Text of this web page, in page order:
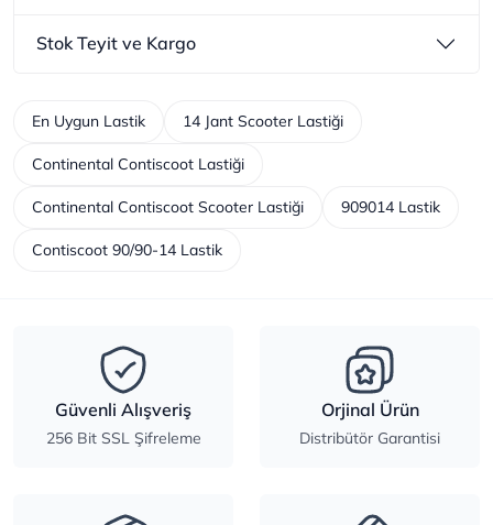
Stok Teyit ve Kargo
En Uygun Lastik 14 Jant Scooter Lastiği
Continental Contiscoot Lastiği
Continental Contiscoot Scooter Lastiği 909014 Lastik
Contiscoot 90/90-14 Lastik
Güvenli Alışveriş
256 Bit SSL Şifreleme
Orjinal Ürün
Distribütör Garantisi